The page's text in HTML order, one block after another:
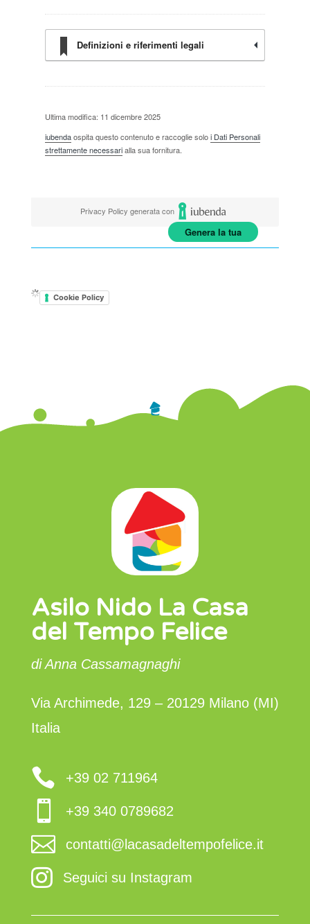
Definizioni e riferimenti legali
Ultima modifica: 11 dicembre 2025
iubendaospita questo contenuto e raccoglie soloi Dati Personali
strettamente necessarialla sua fornitura.
Privacy Policy generata con
Genera la tua
Cookie Policy
Asilo Nido La Casa
del Tempo Felice
di Anna Cassamagnaghi
Via Archimede, 129 – 20129 Milano (MI)
Italia
 +39 02 711964
 +39 340 0789682
 contatti@lacasadeltempofelice.it
 Seguici su Instagram